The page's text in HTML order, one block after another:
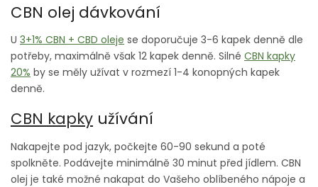
CBN olej dávkování
U 3+1% CBN + CBD oleje se doporučuje 3-6 kapek denně dle
potřeby, maximálně však 12 kapek denně. Silné CBN kapky
20% by se měly užívat v rozmezí 1-4 konopných kapek
denně.
CBN kapky užívání
Nakapejte pod jazyk, počkejte 60-90 sekund a poté
spolkněte. Podávejte minimálně 30 minut před jídlem. CBN
olej je také možné nakapat do Vašeho oblíbeného nápoje a